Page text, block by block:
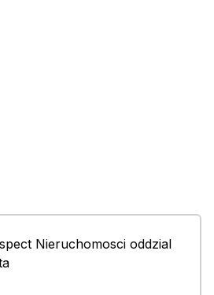
Nieruchomosci oddzial